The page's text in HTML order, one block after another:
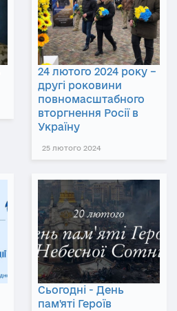
24 лютого 2024 року –
другі роковини
повномасштабного
вторгнення Росії в
Україну
25 лютого 2024
Сьогодні - День
пам'яті Героїв